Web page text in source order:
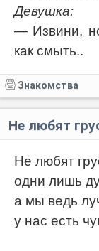
Девушка:
— Извини,
как смыть..
Знакомства
Не любят
Не любят
одни лишь
а мы ведь
у нас есть